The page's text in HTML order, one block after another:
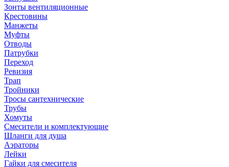
Зонты вентиляционные
Крестовины
Манжеты
Муфты
Отводы
Патрубки
Переход
Ревизия
Трап
Тройники
Тросы сантехнические
Трубы
Хомуты
Смесители и комплектующие
Шланги для душа
Аэраторы
Лейки
Гайки для смесителя